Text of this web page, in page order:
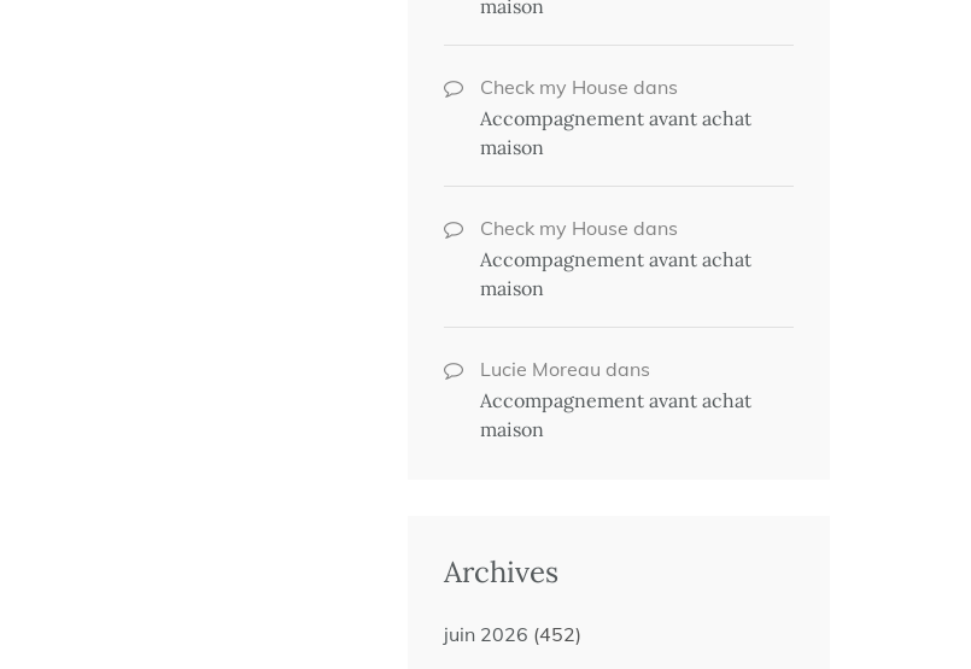
maison
Check my House dans
Accompagnement avant achat
maison
Check my House dans
Accompagnement avant achat
maison
Lucie Moreau dans
Accompagnement avant achat
maison
Archives
juin 2026 (452)